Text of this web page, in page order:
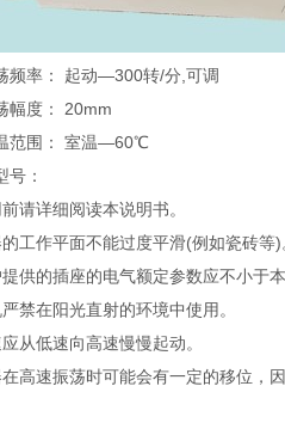
频率： 起动—300转/分,可调
幅度： 20mm
范围： 室温—60℃
号：
请详细阅读本说明书。
工作平面不能过度平滑(例如瓷砖等)
供的插座的电气额定参数应不小于
禁在阳光直射的环境中使用。
从低速向高速慢慢起动。
高速振荡时可能会有一定的移位，